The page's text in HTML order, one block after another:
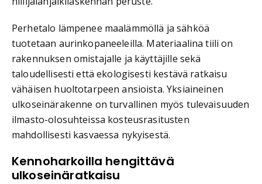
Perhetalo lämpenee maalämmöllä ja sähköä
tuotetaan aurinkopaneeleilla. Materiaalina tiili on
rakennuksen omistajalle ja käyttäjille sekä
taloudellisesti että ekologisesti kestävä ratkaisu
vähäisen huoltotarpeen ansioista. Yksiaineinen
ulkoseinärakenne on turvallinen myös tulevaisuuden
ilmasto-olosuhteissa kosteusrasitusten
mahdollisesti kasvaessa nykyisestä.
Kennoharkoilla hengittävä
ulkoseinäratkaisu